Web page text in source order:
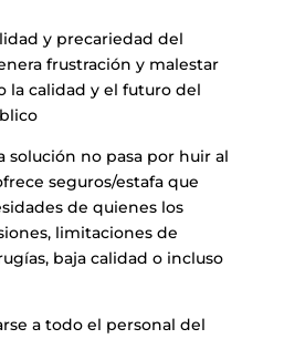
y precariedad del
frustración y malestar
la calidad y el futuro del
solución no pasa por huir al
seguros/estafa que
de quienes los
limitaciones de
baja calidad o incluso
a todo el personal del